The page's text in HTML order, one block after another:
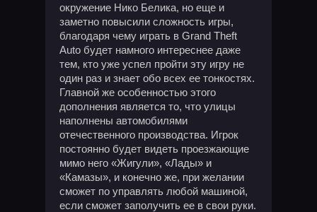
окружение Нико Белика, но еще и
заметно повысили сложность игры,
благодаря чему играть в Grand Theft
Auto будет намного интереснее даже
тем, кто уже успел пройти эту игру не
один раз и знает обо всех ее тонкостях.
Главной же особенностью этого
дополнения является то, что улицы
наполнены автомобилями
отечественного производства. Игрок
постоянно будет видеть проезжающие
мимо него «Жигули», «Лады» и
«Камазы», и конечно же, при желании
сможет по управлять любой машиной,
если сможет заполучить ее в свои руки.